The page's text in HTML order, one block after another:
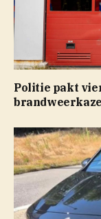
Politie pakt